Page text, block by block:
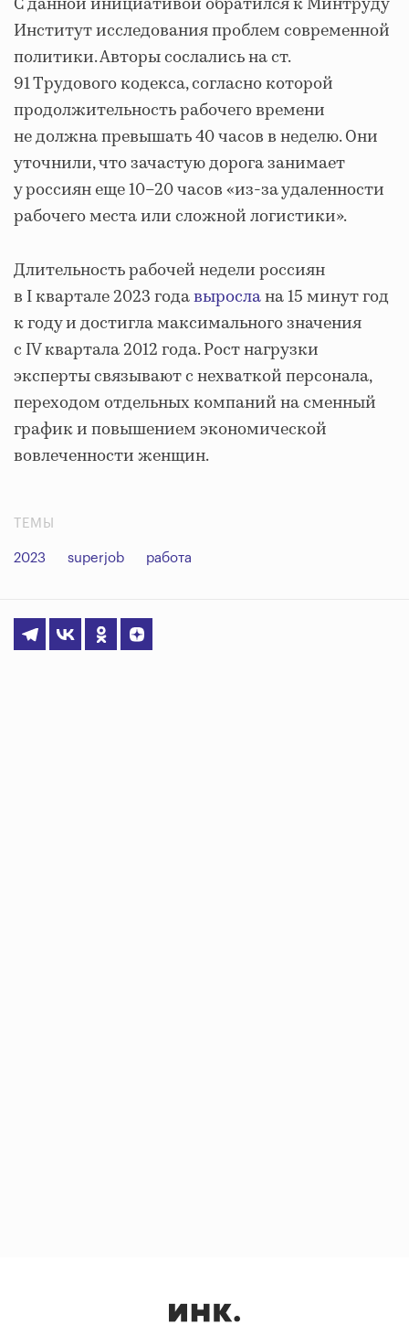
Институт исследования проблем современной
политики. Авторы сослались на ст.
91 Трудового кодекса, согласно которой
продолжительность рабочего времени
не должна превышать 40 часов в неделю. Они
уточнили, что зачастую дорога занимает
у россиян еще 10–20 часов «из-за удаленности
рабочего места или сложной логистики».
Длительность рабочей недели россиян
в I квартале 2023 годавырослана 15 минут год
к году и достигла максимального значения
с IV квартала 2012 года. Рост нагрузки
эксперты связывают с нехваткой персонала,
переходом отдельных компаний на сменный
график и повышением экономической
вовлеченности женщин.
ТЕМЫ
2023 superjob работа